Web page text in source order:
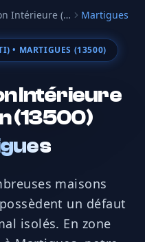
Isolation Intérieure (ITI) Martigues
• MARTIGUES (13500)
Intérieure
(13500)
maisons
un défaut
isolés. En zone